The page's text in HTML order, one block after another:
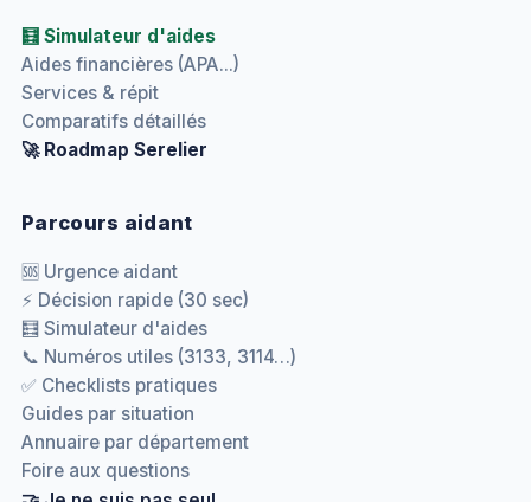
🧮 Simulateur d'aides
Aides financières (APA...)
Services & répit
Comparatifs détaillés
🚀 Roadmap Serelier
Parcours aidant
🆘 Urgence aidant
⚡ Décision rapide (30 sec)
🧮 Simulateur d'aides
📞 Numéros utiles (3133, 3114…)
✅ Checklists pratiques
Guides par situation
Annuaire par département
Foire aux questions